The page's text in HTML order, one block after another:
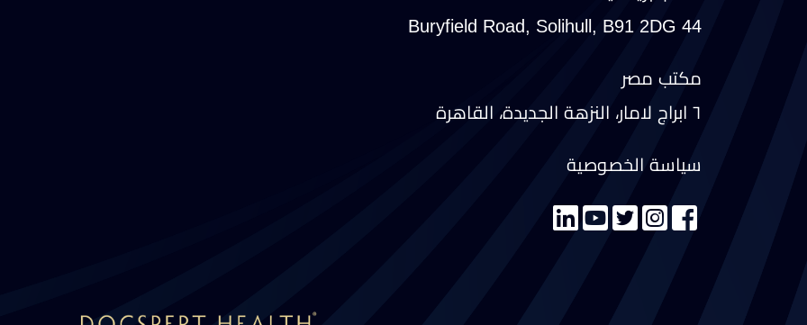
44 Buryfield Road, Solihull, B91 2DG
مكتب مصر
٦ ابراج لامار، النزهة الجديدة، القاهرة
سياسة الخصوصية